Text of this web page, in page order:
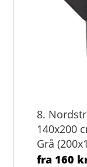
8.
140x200
Grå
fra 160